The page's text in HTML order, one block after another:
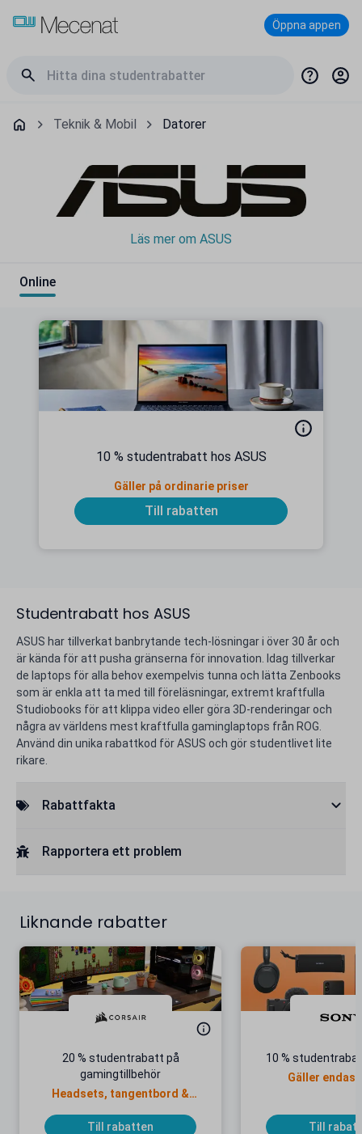
Öppna appen
Teknik & Mobil Datorer
Läs mer om ASUS
Online
10 % studentrabatt hos ASUS
Gäller på ordinarie priser
Till rabatten
Studentrabatt hos ASUS
ASUS har tillverkat banbrytande tech-lösningar i över 30 år och
är kända för att pusha gränserna för innovation. Idag tillverkar
de laptops för alla behov exempelvis tunna och lätta Zenbooks
som är enkla att ta med till föreläsningar, extremt kraftfulla
Studiobooks för att klippa video eller göra 3D-renderingar och
några av världens mest kraftfulla gaminglaptops från ROG.
Använd din unika rabattkod för ASUS och gör studentlivet lite
rikare.
Rabattfakta
Rapportera ett problem
Liknande rabatter
20 % studentrabatt på
gamingtillbehör
Headsets, tangentbord &
Till rabatten
10 %
Gäller
Till